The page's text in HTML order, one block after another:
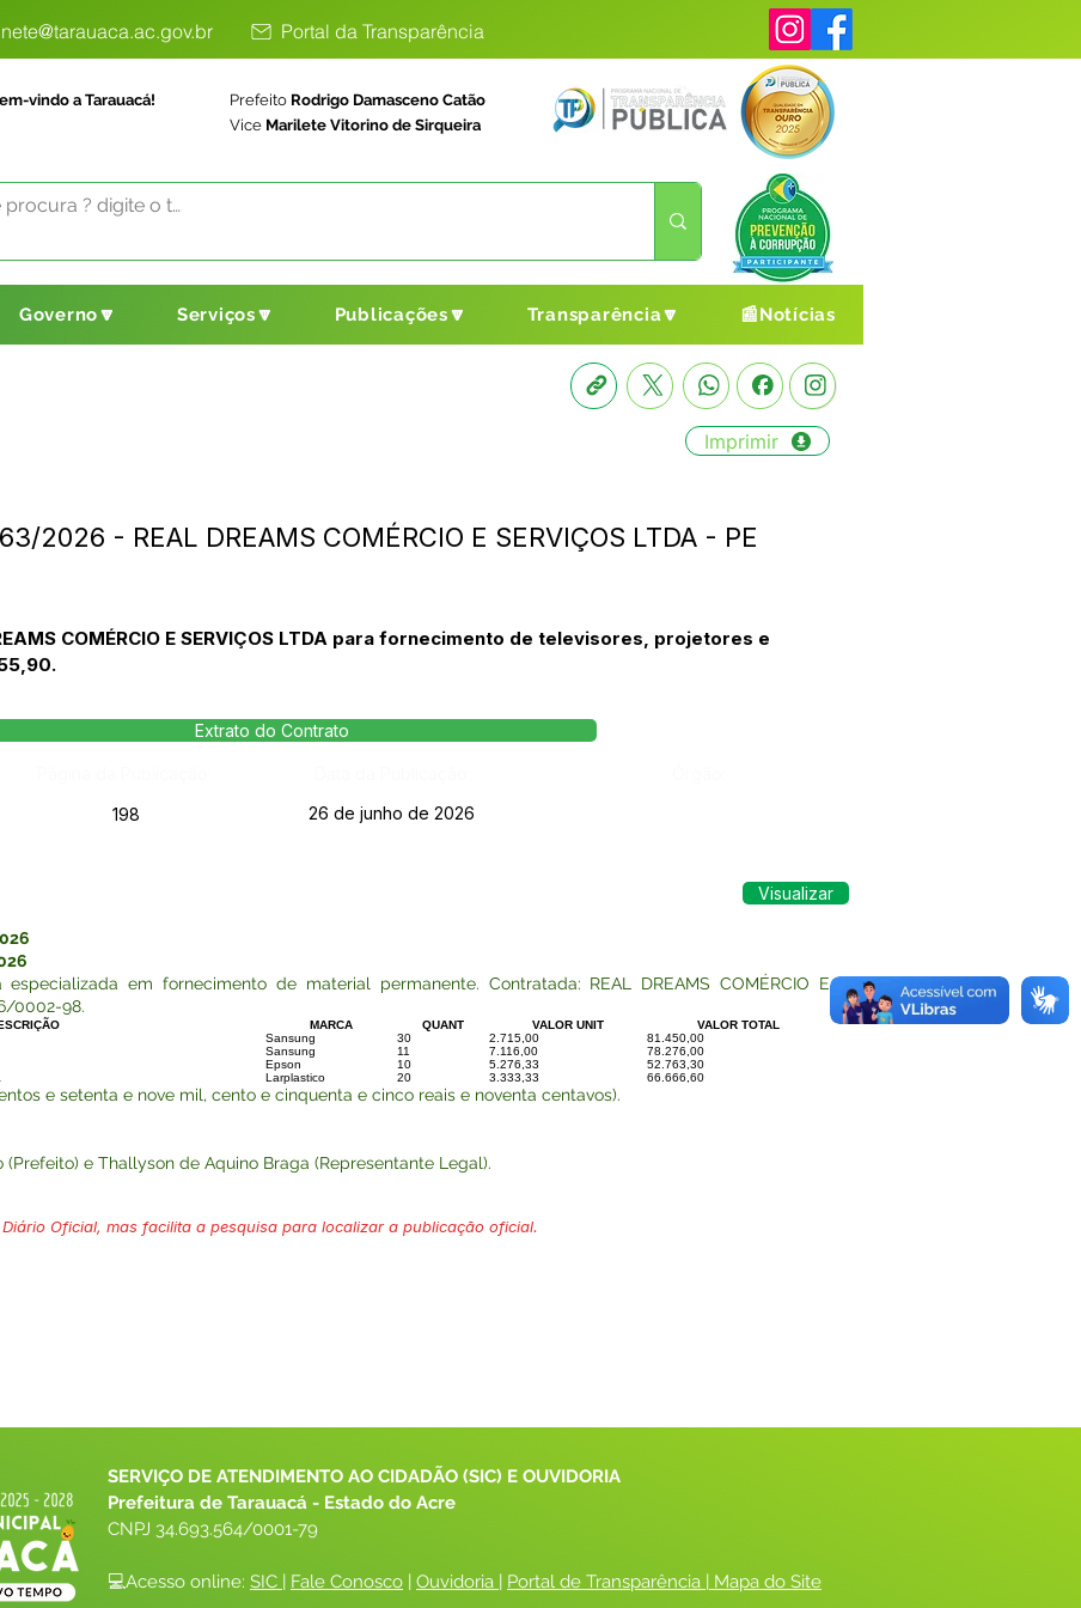
Portal da Transparência
vindo a Tarauacá! Prefeito Rodrigo Damasceno Catão
Vice Marilete Vitorino de Sirqueira
Governo🔽 Serviços🔽 Publicações🔽 Transparência🔽 📰Notícias
Imprimir
2026 - REAL DREAMS COMÉRCIO E SERVIÇOS LTDA - PE
COMÉRCIO E SERVIÇOS LTDA para fornecimento de televisores, projetores e
Extrato do Contrato
198 26 de junho de 2026
em fornecimento de material permanente. Contratada: REAL DREAMS COMÉRCIO E
0002-98.
MARCA QUANT VALOR UNIT
VALOR TOTAL
Sansung 30 2.715,00
81.450,00
Sansung 11 7.116,00
78.276,00
Epson 10 5.276,33
52.763,30
Larplastico 20 3.333,33 66.666,60
e setenta e nove mil, cento e cinquenta e cinco reais e noventa centavos).
e Thallyson de Aquino Braga (Representante Legal).
Visualizar
Oficial, mas facilita a pesquisa para localizar a publicação oficial.
SERVIÇO DE ATENDIMENTO AO CIDADÃO (SIC) E OUVIDORIA
Prefeitura de Tarauacá - Estado do Acre
CNPJ 34.693.564/0001-79
💻Acesso online: SIC | Fale Conosco | Ouvidoria | Portal de Transparência | Mapa do Site